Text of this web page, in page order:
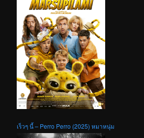
เร็วๆ นี้ – Perro Perro (2025) หมาหนุ่ม